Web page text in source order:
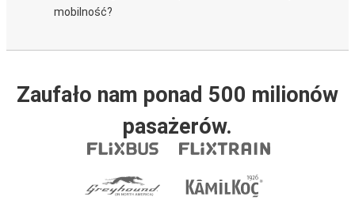
mobilność?
Zaufało nam ponad 500 milionów
pasażerów.